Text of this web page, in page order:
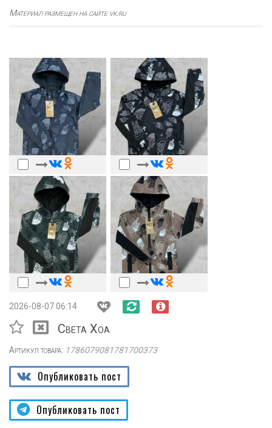
Материал размещен на сайте vk.ru
2026-08-07 06:14
Света Хоа
Артикул товара: 1786079081781700373
Опубликовать пост
Опубликовать пост